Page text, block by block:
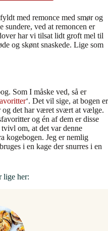
med remonce med smør og
sundere, ved at remoncen er
har vi tilsat lidt groft mel til
og skønt snaskede. Lige som
Som I måske ved, så er
‘. Det vil sige, at bogen er
og det har været svært at vælge.
og én af dem er disse
om, at det var denne
kogebogen. Jeg er nemlig
i en kage der snurres i en
lige her: